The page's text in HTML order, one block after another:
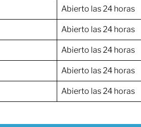
Abierto las 24 horas
Abierto las 24 horas
Abierto las 24 horas
Abierto las 24 horas
Abierto las 24 horas